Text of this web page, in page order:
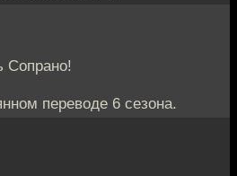
Сопрано!
переводе 6 сезона.